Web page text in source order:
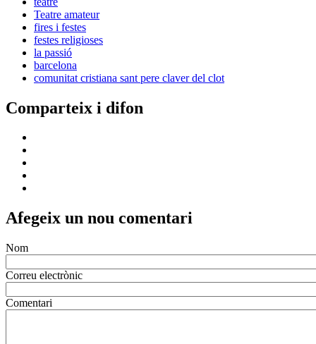
Teatre amateur
fires i festes
festes religioses
la passió
barcelona
comunitat cristiana sant pere claver del clot
Comparteix i difon
Afegeix un nou comentari
Nom
Correu electrònic
Comentari